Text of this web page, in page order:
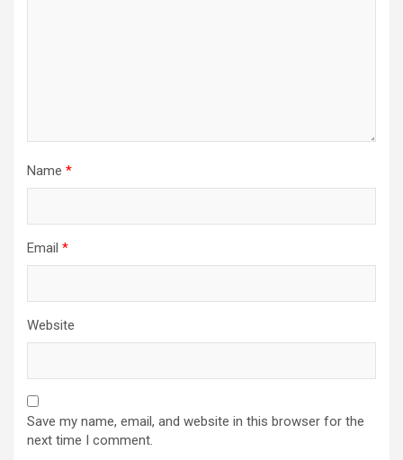
Name *
Email *
Website
Save my name, email, and website in this browser for the
next time I comment.